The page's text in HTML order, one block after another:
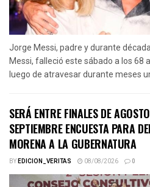
Jorge Messi, padre y durante
Messi, falleció este sábado a los 68
luego de atravesar durante meses
SERÁ ENTRE FINALES DE
SEPTIEMBRE ENCUESTA PARA
MORENA A LA GUBERNATURA
BYEDICION_VERITAS 08/08/2026 0